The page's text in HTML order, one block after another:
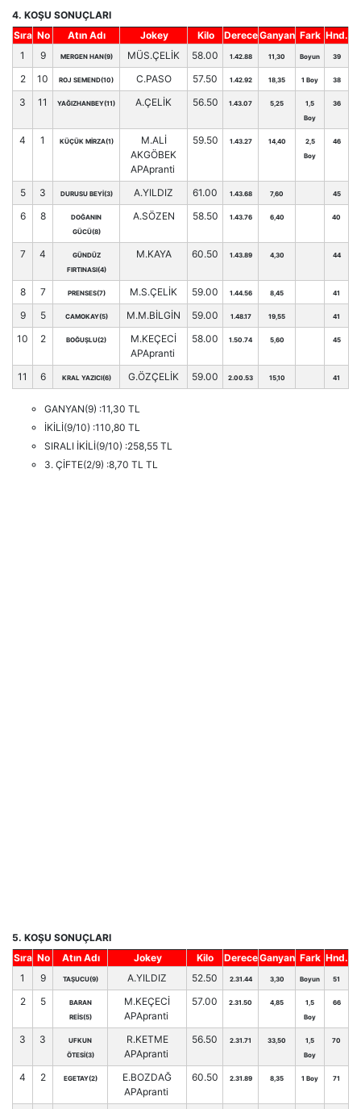
4. KOŞU SONUÇLARI
Sıra No Atın Adı Jokey Kilo DereceGanyan Fark Hnd.
1
9 MERGEN HAN(9) MÜS.ÇELİK 58.00 1.42.88 11,30 Boyun 39
2 10 ROJ SEMEND(10) C.PASO 57.50 1.42.92 18,35 1 Boy 38
3 11 YAĞIZHANBEY(11) A.ÇELİK 56.50 1.43.07 5,25
1,5
Boy
36
4 1 KÜÇÜK MİRZA(1)
M.ALİ
AKGÖBEK
APApranti
59.50 1.43.27 14,40
2,5
Boy
46
5 3 DURUSU BEYİ(3) A.YILDIZ 61.00 1.43.68 7,60 45
6 8
DOĞANIN
GÜCÜ(8)
A.SÖZEN 58.50 1.43.76 6,40 40
7 4
GÜNDÜZ
FIRTINASI(4)
M.KAYA 60.50 1.43.89 4,30 44
8 7 PRENSES(7) M.S.ÇELİK 59.00 1.44.56 8,45 41
9 5 CAMOKAY(5) M.M.BİLGİN 59.00 1.48.17 19,55 41
10 2 BOĞUŞLU(2)
M.KEÇECİ
APApranti
58.00 1.50.74 5,60 45
11 6 KRAL YAZICI(6) G.ÖZÇELİK 59.00 2.00.53 15,10 41
GANYAN(9) :11,30 TL
İKİLİ(9/10) :110,80 TL
SIRALI İKİLİ(9/10) :258,55 TL
3. ÇİFTE(2/9) :8,70 TL TL
5. KOŞU SONUÇLARI
Sıra No Atın Adı Jokey Kilo DereceGanyan Fark Hnd.
1
9 TAŞUCU(9) A.YILDIZ 52.50 2.31.44 3,30 Boyun 51
2 5
BARAN
REİS(5)
M.KEÇECİ
APApranti
57.00 2.31.50 4,85
1,5
Boy
66
3 3
UFKUN
ÖTESİ(3)
R.KETME
APApranti
56.50 2.31.71 33,50
1,5
Boy
70
4 2 EGETAY(2)
E.BOZDAĞ
APApranti
60.50 2.31.89 8,35 1 Boy 71